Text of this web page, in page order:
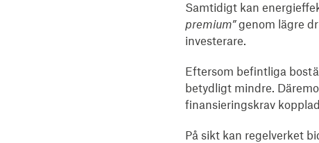
Samtidigt kan
premium”genom lägre
investerare.
Eftersom befintliga
betydligt mindre.
finansieringskrav
På sikt kan regelverket